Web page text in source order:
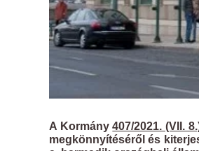
A Kormány407/2021. (VII.
megkönnyítéséről és